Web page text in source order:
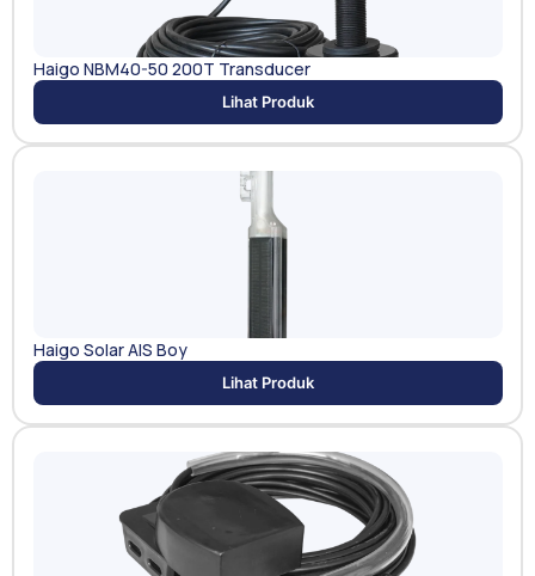
Haigo NBM40-50 200T Transducer
Lihat Produk
Haigo Solar AIS Boy
Lihat Produk